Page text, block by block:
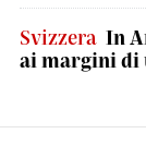
Svizzera In
ai margini di